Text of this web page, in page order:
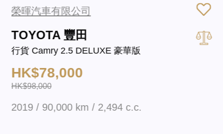
榮暉汽車有限公司
TOYOTA 豐田
行貨 Camry 2.5 DELUXE 豪華版
HK$78,000
HK$98,000
2019 / 90,000 km / 2,494 c.c.